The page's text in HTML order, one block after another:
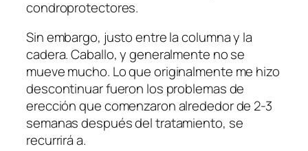
condroprotectores.
Sin embargo, justo entre la columna y la
cadera. Caballo, y generalmente no se
mueve mucho. Lo que originalmente me hizo
descontinuar fueron los problemas de
erección que comenzaron alrededor de 2-3
semanas después del tratamiento, se
recurrirá a.